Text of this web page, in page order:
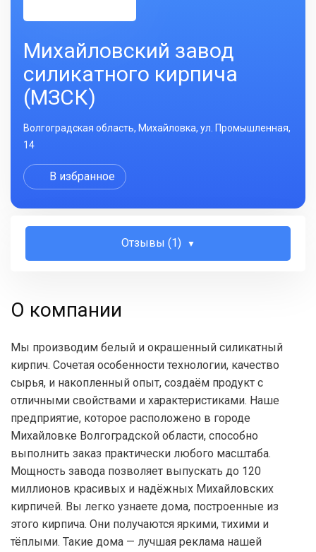
Михайловский завод
силикатного кирпича
(МЗСК)
Волгоградская область, Михайловка, ул. Промышленная,
14
В избранное
Отзывы (1)
О компании
Мы производим белый и окрашенный силикатный
кирпич. Сочетая особенности технологии, качество
сырья, и накопленный опыт, создаём продукт с
отличными свойствами и характеристиками. Наше
предприятие, которое расположено в городе
Михайловке Волгоградской области, способно
выполнить заказ практически любого масштаба.
Мощность завода позволяет выпускать до 120
миллионов красивых и надёжных Михайловских
кирпичей. Вы легко узнаете дома, построенные из
этого кирпича. Они получаются яркими, тихими и
тёплыми. Такие дома — лучшая реклама нашей